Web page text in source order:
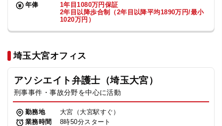
年俸
1年目1080万円保証
2年目以降歩合制（2年目以降平均1890万円/最小
1020万円）
埼玉大宮オフィス
アソシエイト弁護士（埼玉大宮）
刑事事件・事故分野を中心に活動
勤務地
大宮（大宮駅すぐ）
業務時間
8時50分スタート